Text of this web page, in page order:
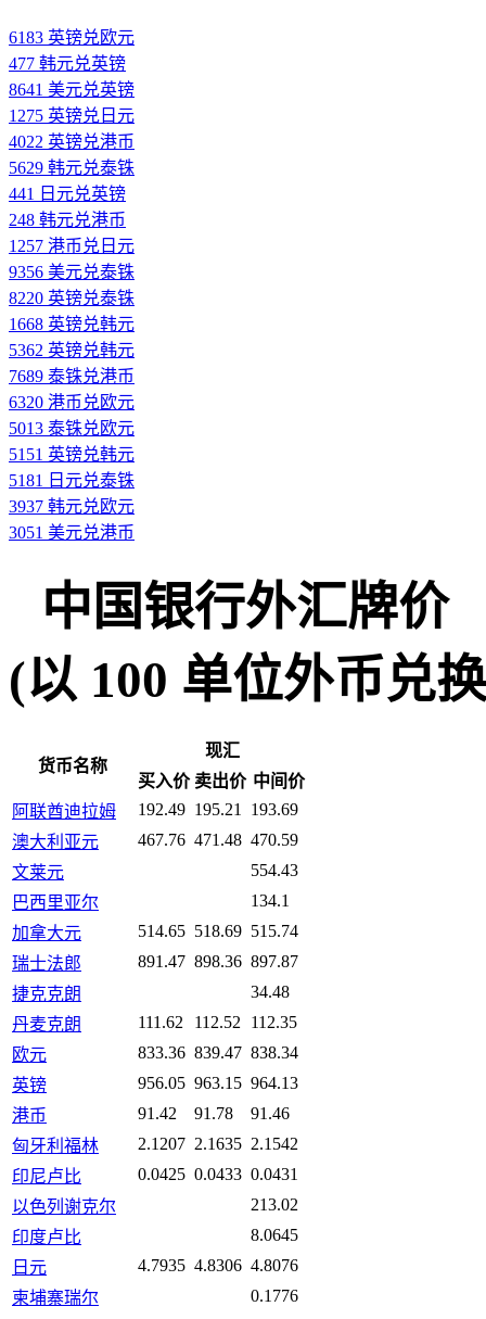
6183 英镑兑欧元
477 韩元兑英镑
8641 美元兑英镑
1275 英镑兑日元
4022 英镑兑港币
5629 韩元兑泰铢
441 日元兑英镑
248 韩元兑港币
1257 港币兑日元
9356 美元兑泰铢
8220 英镑兑泰铢
1668 英镑兑韩元
5362 英镑兑韩元
7689 泰铢兑港币
6320 港币兑欧元
5013 泰铢兑欧元
5151 英镑兑韩元
5181 日元兑泰铢
3937 韩元兑欧元
3051 美元兑港币
中国银行外汇牌价
(以 100 单位外币兑
货币名称
现汇
买入价 卖出价 中间价
阿联酋迪拉姆
192.49 195.21
193.69
澳大利亚元
467.76 471.48 470.59
文莱元
554.43
巴西里亚尔
134.1
加拿大元
514.65 518.69 515.74
瑞士法郎
891.47 898.36 897.87
捷克克朗
34.48
丹麦克朗
111.62 112.52
112.35
欧元
833.36 839.47 838.34
英镑
956.05 963.15 964.13
港币
91.42 91.78
91.46
匈牙利福林
2.1207 2.1635 2.1542
印尼卢比
0.0425 0.0433 0.0431
以色列谢克尔
213.02
印度卢比
8.0645
日元
4.7935 4.8306 4.8076
柬埔寨瑞尔
0.1776